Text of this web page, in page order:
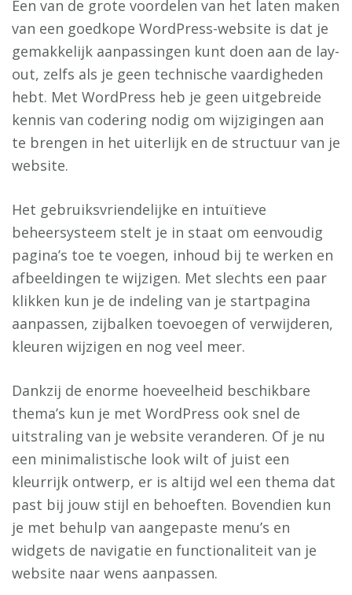
Een van de grote voordelen van het laten maken
van een goedkope WordPress-website is dat je
gemakkelijk aanpassingen kunt doen aan de lay-
out, zelfs als je geen technische vaardigheden
hebt. Met WordPress heb je geen uitgebreide
kennis van codering nodig om wijzigingen aan
te brengen in het uiterlijk en de structuur van je
website.
Het gebruiksvriendelijke en intuïtieve
beheersysteem stelt je in staat om eenvoudig
pagina’s toe te voegen, inhoud bij te werken en
afbeeldingen te wijzigen. Met slechts een paar
klikken kun je de indeling van je startpagina
aanpassen, zijbalken toevoegen of verwijderen,
kleuren wijzigen en nog veel meer.
Dankzij de enorme hoeveelheid beschikbare
thema’s kun je met WordPress ook snel de
uitstraling van je website veranderen. Of je nu
een minimalistische look wilt of juist een
kleurrijk ontwerp, er is altijd wel een thema dat
past bij jouw stijl en behoeften. Bovendien kun
je met behulp van aangepaste menu’s en
widgets de navigatie en functionaliteit van je
website naar wens aanpassen.